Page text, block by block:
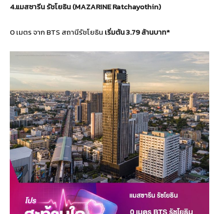
4.แมสซารีน รัชโยธิน(MAZARINE Ratchayothin)
0 เมตร จาก BTS สถานีรัชโยธิน เริ่มต้น3.79ล้านบาท*